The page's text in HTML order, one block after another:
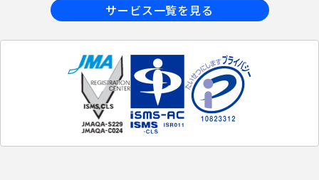
サービス一覧を見る